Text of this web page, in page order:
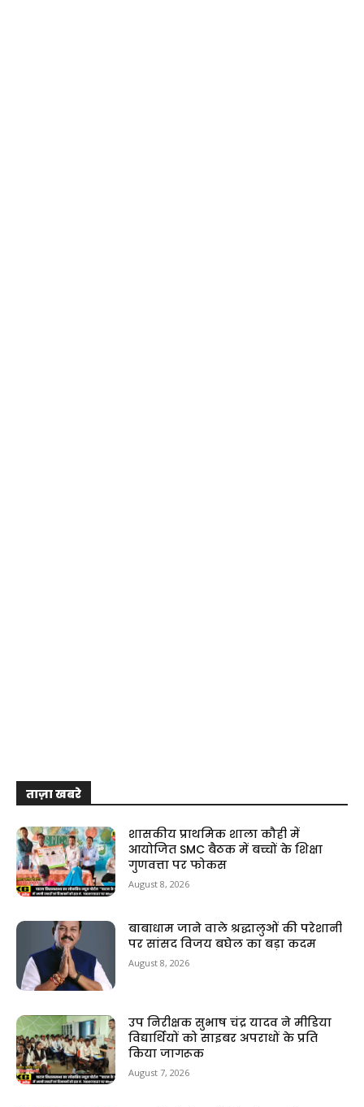
ताज़ा खबरे
शासकीय प्राथमिक शाला कौही में
आयोजित SMC बैठक में बच्चों के शिक्षा
गुणवत्ता पर फोकस
August 8, 2026
बाबाधाम जाने वाले श्रद्धालुओं की परेशानी
पर सांसद विजय बघेल का बड़ा कदम
August 8, 2026
उप निरीक्षक सुभाष चंद्र यादव ने मीडिया
विद्यार्थियों को साइबर अपराधों के प्रति
किया जागरूक
August 7, 2026